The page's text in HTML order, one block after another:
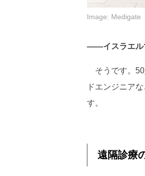
Image: Medigate
――イスラエル
そうです。50
ドエンジニア
す。
遠隔診療